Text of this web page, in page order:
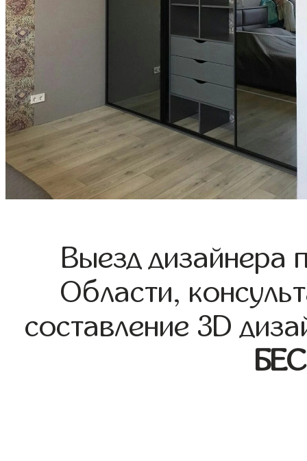
Выезд дизайнера
Области,
составление 3D